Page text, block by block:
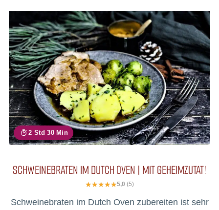
2 Std 30 Min
SCHWEINEBRATEN IM DUTCH OVEN | MIT GEHEIMZUTAT!
5,0 (5)
Schweinebraten im Dutch Oven zubereiten ist sehr